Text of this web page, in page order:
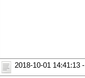
2018-10-01 14:41:13 -